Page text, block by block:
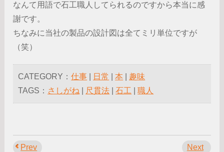
なんて用語で石工職人してられるのですから本当に感
謝です。
ちなみに当社の製品の設計図は全てミリ単位ですが
（笑）
CATEGORY：仕事 日常 |本
趣味
TAGS： さしがね 尺貫法 |石工 |職人
Prev Next